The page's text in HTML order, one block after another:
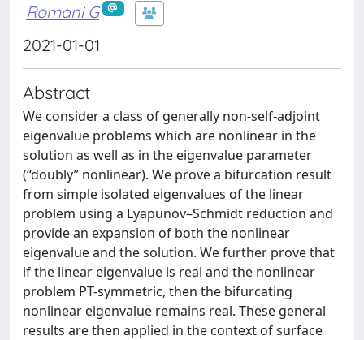
Romani G
2021-01-01
Abstract
We consider a class of generally non-self-adjoint
eigenvalue problems which are nonlinear in the
solution as well as in the eigenvalue parameter
(“doubly” nonlinear). We prove a bifurcation result
from simple isolated eigenvalues of the linear
problem using a Lyapunov–Schmidt reduction and
provide an expansion of both the nonlinear
eigenvalue and the solution. We further prove that
if the linear eigenvalue is real and the nonlinear
problem PT-symmetric, then the bifurcating
nonlinear eigenvalue remains real. These general
results are then applied in the context of surface